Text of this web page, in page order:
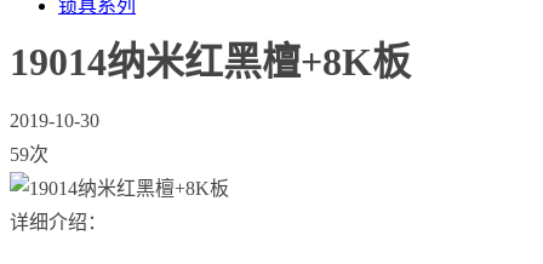
锁具系列
19014纳米红黑檀+8K板
2019-10-30
59次
详细介绍：